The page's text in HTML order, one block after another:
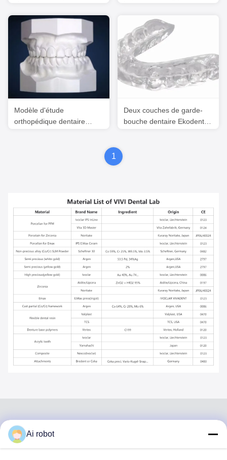
Modèle d'étude
orthopédique dentaire
Deux couches de garde-
bouche dentaire Ekodent
1
LABORATORY
Ai robot